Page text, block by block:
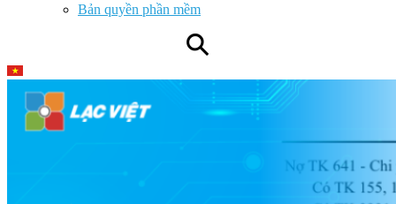
Bản quyền phần mềm
⚲